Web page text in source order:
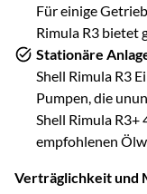
Für einige
Rimula R3 bietet
Stationäre
Shell Rimula R3
Pumpen, die
Shell Rimula
empfohlenen
Verträglichkeit und